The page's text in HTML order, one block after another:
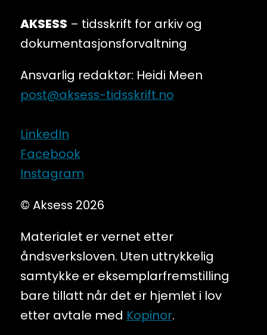
AKSESS – tidsskrift for arkiv og
dokumentasjonsforvaltning
Ansvarlig redaktør: Heidi Meen
post@aksess-tidsskrift.no
LinkedIn
Facebook
Instagram
© Aksess 2026
Materialet er vernet etter
åndsverksloven. Uten uttrykkelig
samtykke er eksemplarfremstilling
bare tillatt når det er hjemlet i lov
etter avtale med Kopinor.